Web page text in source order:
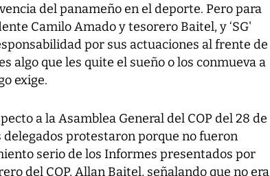
del panameño en el deporte. Pero para
Camilo Amado y tesorero Baitel, y ‘SG'
por sus actuaciones al frente de
algo que les quite el sueño o los conmueva a
exige.
a la Asamblea General del COP del 28 de
delegados protestaron porque no fueron
serio de los Informes presentados por
del COP, Allan Baitel, señalando que no era